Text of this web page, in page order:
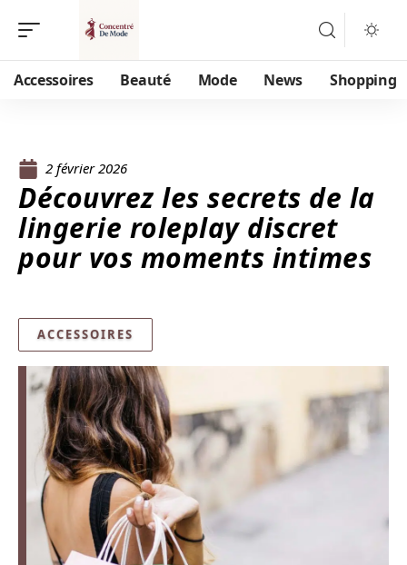
Accessoires Beauté Mode News Shopping
2 février 2026
Découvrez les secrets de la
lingerie roleplay discret
pour vos moments intimes
ACCESSOIRES